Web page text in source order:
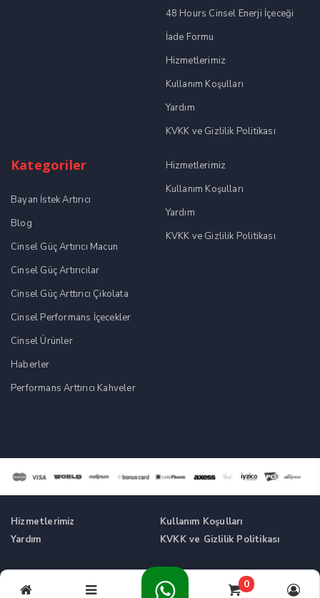
0
48 Hours Cinsel Enerji İçeceği
İade Formu
Hizmetlerimiz
Kullanım Koşulları
Yardım
KVKK ve Gizlilik Politikası
Kategoriler
Bayan İstek Artırıcı
Blog
Cinsel Güç Artırıcı Macun
Cinsel Güç Artırıcılar
Cinsel Güç Arttırıcı Çikolata
Cinsel Performans İçecekler
Cinsel Ürünler
Haberler
Performans Arttırıcı Kahveler
Hizmetlerimiz
Kullanım Koşulları
Yardım
KVKK ve Gizlilik Politikası
Hizmetlerimiz
Kullanım Koşulları
Yardım
KVKK ve Gizlilik Politikası
Tüm Hakları Saklıdır. © Cinsel Güç Artırıcı Takviyeler -
Cikolatalikahve.com